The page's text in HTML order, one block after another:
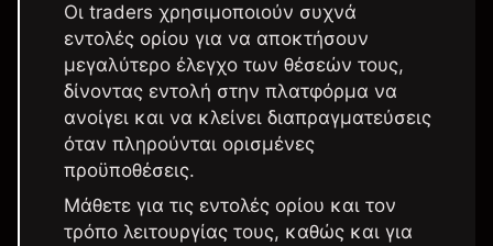
Οι traders χρησιμοποιούν συχνά
εντολές ορίου για να αποκτήσουν
μεγαλύτερο έλεγχο των θέσεών τους,
δίνοντας εντολή στην πλατφόρμα να
ανοίγει και να κλείνει διαπραγματεύσεις
όταν πληρούνται ορισμένες
προϋποθέσεις.
Μάθετε για τις εντολές ορίου και τον
τρόπο λειτουργίας τους, καθώς και για